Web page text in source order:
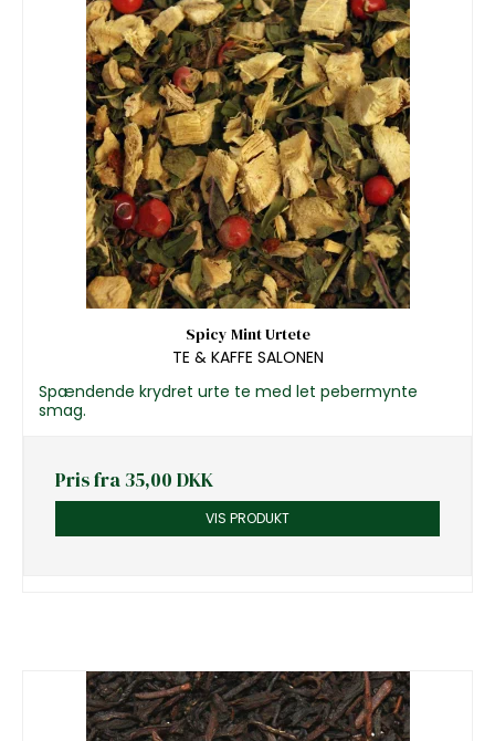
Spicy Mint Urtete
TE & KAFFE SALONEN
Spændende krydret urte te med let pebermynte
smag.
Pris fra35,00 DKK
VIS PRODUKT